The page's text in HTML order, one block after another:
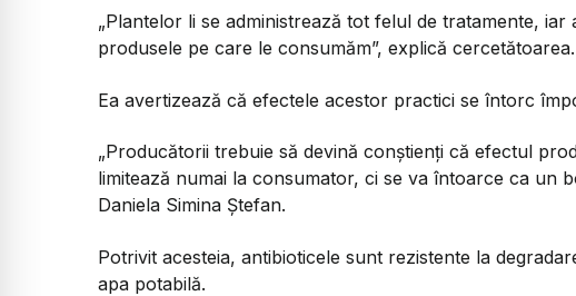
„Plantelor li se administrează tot felul de tratamente,
produsele pe care le consumăm”, explică cercetătoarea.
Ea avertizează că efectele acestor practici se întorc
„Producătorii trebuie să devină conștienți că efectul
limitează numai la consumator, ci se va întoarce ca un
Daniela Simina Ștefan.
Potrivit acesteia, antibioticele sunt rezistente la
apa potabilă.